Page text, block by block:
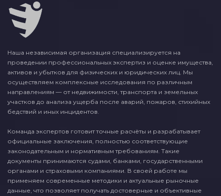
Наша независимая организация специализируется на
проведении профессиональных экспертиз и оценке имущества,
активов и убытков для физических и юридических лиц. Мы
осуществляем комплексные исследования по различным
направлениям — от недвижимости, транспорта и земельных
участков до анализа ущерба после аварий, пожаров, стихийных
бедствий и иных инцидентов.
Команда экспертов готовит точные расчёты и разрабатывает
официальные заключения, полностью соответствующие
законодательным и нормативным требованиям. Такие
документы принимаются судами, банками, государственными
органами и страховыми компаниями. В своей работе мы
применяем современные методики и актуальные рыночные
данные, что позволяет получать достоверные и объективные